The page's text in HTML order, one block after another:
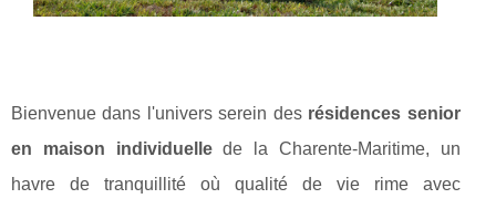
Bienvenue dans l'univers serein des résidences senior
en maison individuellede la Charente-Maritime, un
havre de tranquillité où qualité de vie rime avec